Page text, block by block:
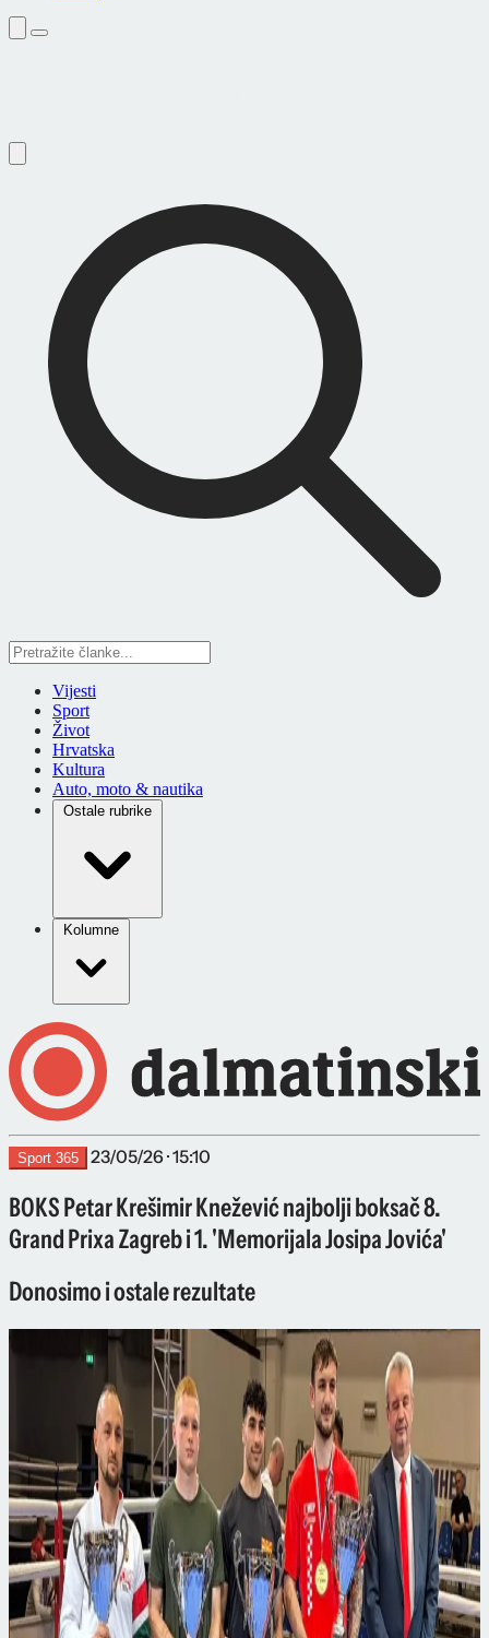
Vijesti
Sport
Život
Hrvatska
Kultura
Auto, moto & nautika
Ostale rubrike
Kolumne
Sport 365 23/05/26 · 15:10
BOKS Petar Krešimir Knežević najbolji boksač 8.
Grand Prixa Zagreb i 1. 'Memorijala Josipa Jovića'
Donosimo i ostale rezultate